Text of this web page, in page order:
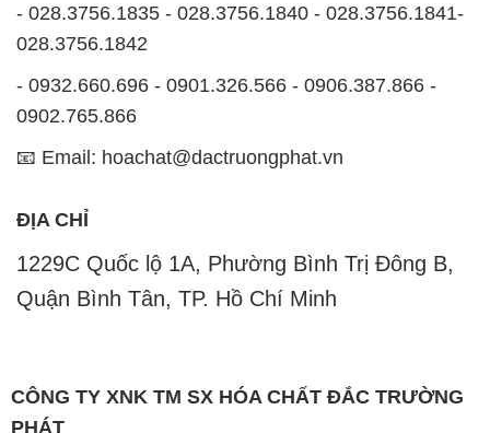
- 028.3756.1835 - 028.3756.1840 - 028.3756.1841-
028.3756.1842
- 0932.660.696 - 0901.326.566 - 0906.387.866 -
0902.765.866
📧 Email: hoachat@dactruongphat.vn
ĐỊA CHỈ
1229C Quốc lộ 1A, Phường Bình Trị Đông B,
Quận Bình Tân, TP. Hồ Chí Minh
CÔNG TY XNK TM SX HÓA CHẤT ĐẮC TRƯỜNG
PHÁT